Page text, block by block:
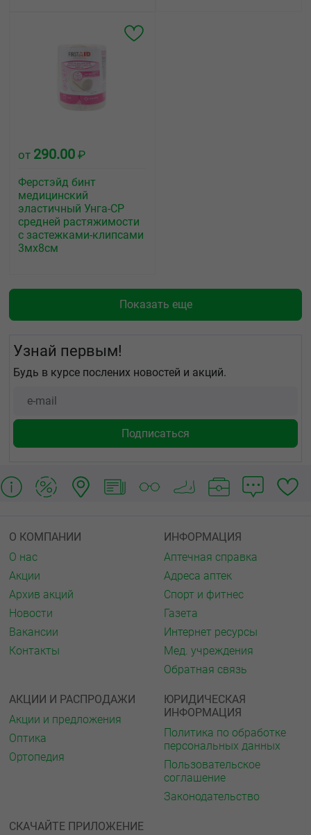
от 290.00 ₽
Ферстэйд бинт
медицинский
эластичный Унга-СР
средней растяжимости
с застежками-клипсами
3мх8см
Показать еще
Узнай первым!
Будь в курсе послених новостей и акций.
О КОМПАНИИ
О нас
Акции
Архив акций
Новости
Вакансии
Контакты
ИНФОРМАЦИЯ
Аптечная справка
Адреса аптек
Спорт и фитнес
Газета
Интернет ресурсы
Мед. учреждения
Обратная связь
АКЦИИ И РАСПРОДАЖИ
Акции и предложения
Оптика
Ортопедия
ЮРИДИЧЕСКАЯ
ИНФОРМАЦИЯ
Политика по обработке
персональных данных
Пользовательское
соглашение
Законодательство
СКАЧАЙТЕ ПРИЛОЖЕНИЕ